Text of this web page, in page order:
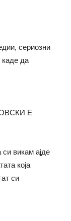
сериозни
да
Е
викам ајде
која
си